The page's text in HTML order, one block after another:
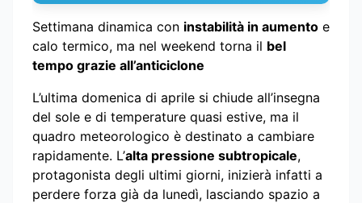
Settimana dinamica con instabilità in aumento e
calo termico, ma nel weekend torna il bel
tempo grazie all’anticiclone
L’ultima domenica di aprile si chiude all’insegna
del sole e di temperature quasi estive, ma il
quadro meteorologico è destinato a cambiare
rapidamente. L’alta pressione subtropicale,
protagonista degli ultimi giorni, inizierà infatti a
perdere forza già da lunedì, lasciando spazio a